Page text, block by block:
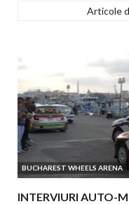
Articole
BUCHAREST WHEELS ARENA
INTERVIURI AUTO-